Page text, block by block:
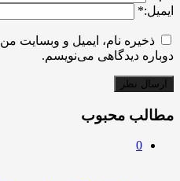
ایمیل:*
ذخیره نام، ایمیل و وبسایت
دوباره دیدگاهی می‌نویسم.
مطالب محبوب
0